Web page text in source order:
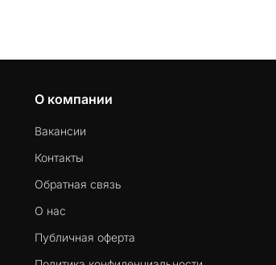
О компании
Вакансии
Контакты
Обратная связь
О нас
Публичная оферта